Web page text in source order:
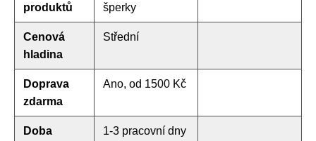
produktů
šperky
Cenová
hladina
Střední
Doprava
zdarma
Ano, od 1500 Kč
Doba
1-3 pracovní dny